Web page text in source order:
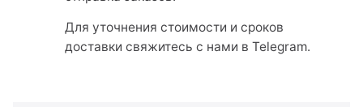
Для уточнения стоимости и сроков
доставки свяжитесь с нами в Telegram.